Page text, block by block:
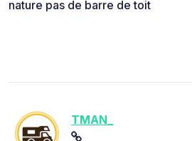
nature pas de barre de toit
TMAN_